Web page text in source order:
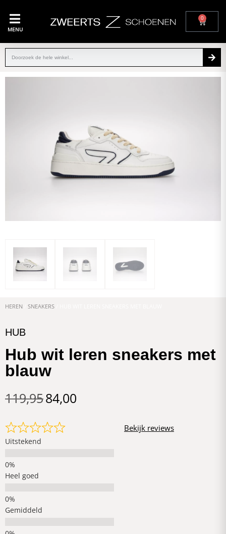
MENU
0
HEREN SNEAKERS
HUB
Hub wit leren sneakers met
blauw
119,9584,00
Uitstekend
Heel goed
Gemiddeld
Bekijk reviews